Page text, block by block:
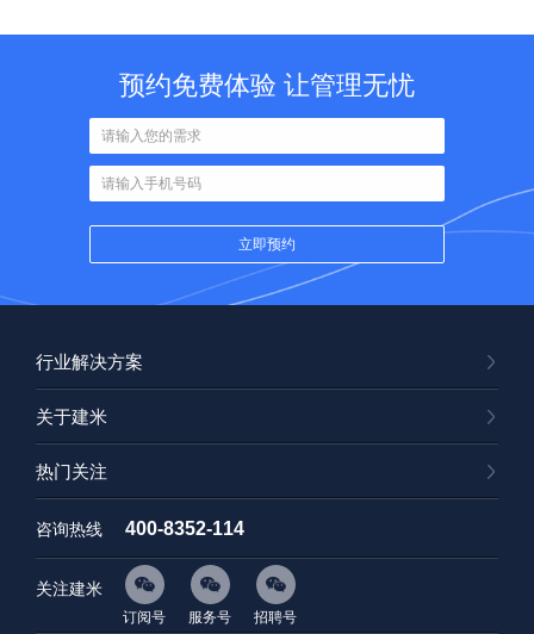
预约免费体验 让管理无忧
行业解决方案
关于建米
热门关注
咨询热线 400-8352-114
关注建米
订阅号 服务号 招聘号